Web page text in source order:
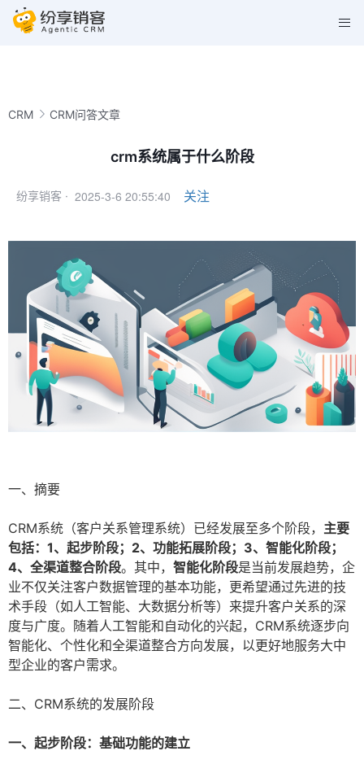
CRM CRM问答文章
crm系统属于什么阶段
纷享销客 · 2025-3-6 20:55:40 关注
一、摘要
CRM系统（客户关系管理系统）已经发展至多个阶段， 主要
包括：1、起步阶段；2、功能拓展阶段；3、智能化阶段；
4、全渠道整合阶段。其中， 智能化阶段是当前发展趋势，企
业不仅关注客户数据管理的基本功能，更希望通过先进的技
术手段（如人工智能、大数据分析等）来提升客户关系的深
度与广度。随着人工智能和自动化的兴起，CRM系统逐步向
智能化、个性化和全渠道整合方向发展，以更好地服务大中
型企业的客户需求。
二、CRM系统的发展阶段
一、起步阶段：基础功能的建立